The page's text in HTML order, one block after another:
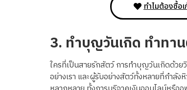
ทำไมต้องซื้อ
3. ทำบุญวันเกิด ทำทา
ใครที่เป็นสายรักสัตว์ การทำบุญวันเกิดด้วย
อย่างเรา และผู้รับอย่างสัตว์ทั้งหลายที่กำลั